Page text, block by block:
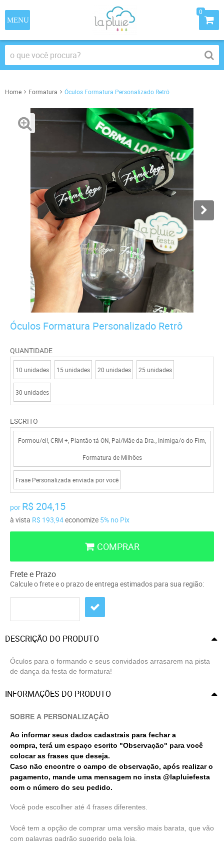
0
Home Formatura Óculos Formatura Personalizado Retrô
Óculos Formatura Personalizado Retrô
QUANTIDADE
10 unidades 15 unidades 20 unidades 25 unidades
30 unidades
ESCRITO
Formou/ei!, CRM +, Plantão tá ON, Pai/Mãe da Dra., Inimiga/o do Fim,
Formatura de Milhões
Frase Personalizada enviada por você
por R$ 204,15
à vista R$ 193,94economize 5% no Pix
COMPRAR
Frete e Prazo
Calcule o frete e o prazo de entrega estimados para sua região:
DESCRIÇÃO DO PRODUTO
Óculos para o formando e seus convidados arrasarem na pista
de dança da festa de formatura!
INFORMAÇÕES DO PRODUTO
SOBRE A PERSONALIZAÇÃO
Ao informar seus dados cadastrais para fechar a
compra, terá um espaço escrito "Observação" para você
colocar as frases que deseja.
Caso não encontre o campo de observação, após realizar o
pagamento, mande uma mensagem no insta @lapluiefesta
com o número do seu pedido.
Você pode escolher até 4 frases diferentes.
Você tem a opção de comprar uma versão mais barata, que vão
com palavras padrão sugerido pela loja.